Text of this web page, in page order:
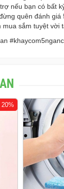
nếu bạn có bất
quên đánh
sắm tuyệt vời
20%